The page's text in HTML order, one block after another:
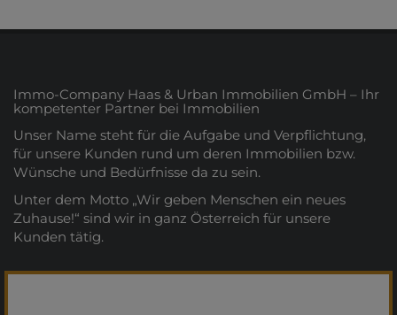
Immo-Company Haas & Urban Immobilien GmbH – Ihr
kompetenter Partner bei Immobilien
Unser Name steht für die Aufgabe und Verpflichtung,
für unsere Kunden rund um deren Immobilien bzw.
Wünsche und Bedürfnisse da zu sein.
Unter dem Motto „Wir geben Menschen ein neues
Zuhause!“ sind wir in ganz Österreich für unsere
Kunden tätig.